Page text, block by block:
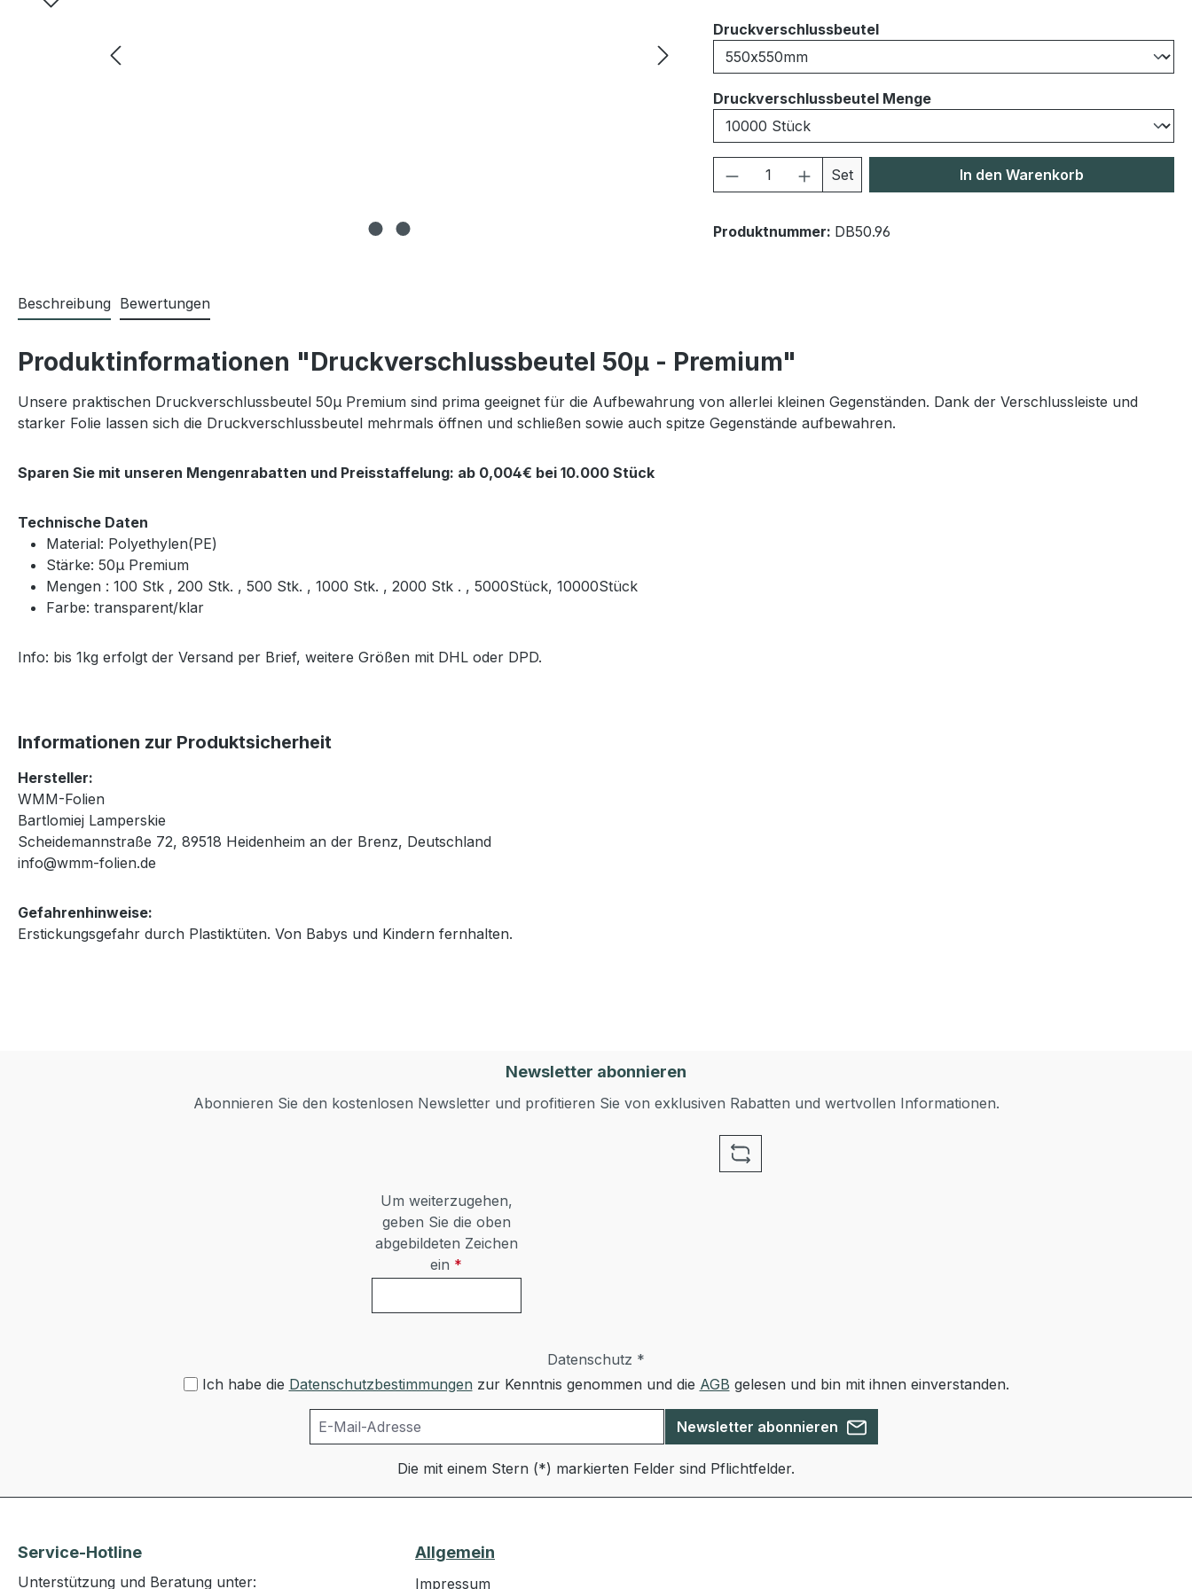
Druckverschlussbeutelauswählen
Druckverschlussbeutel Mengeauswählen
Produkt Anzahl: Gib den gewünschten Wert
Set In den Warenkorb
Produktnummer: DB50.96
Beschreibung Bewertungen
Produktinformationen "Druckverschlussbeutel 50μ - Premium"
Unsere praktischen Druckverschlussbeutel 50μ Premium sind prima geeignet für die Aufbewahrung von allerlei kleinen Gegenständen. Dank der Verschlussleiste und
starker Folie lassen sich die Druckverschlussbeutel mehrmals öffnen und schließen sowie auch spitze Gegenstände aufbewahren.
Sparen Sie mit unseren Mengenrabatten und Preisstaffelung: ab 0,004€ bei 10.000 Stück
Technische Daten
Material: Polyethylen(PE)
Stärke: 50μ Premium
Mengen : 100 Stk , 200 Stk. , 500 Stk. , 1000 Stk. , 2000 Stk . , 5000Stück, 10000Stück
Farbe: transparent/klar
Info: bis 1kg erfolgt der Versand per Brief, weitere Größen mit DHL oder DPD.
Informationen zur Produktsicherheit
Hersteller:
WMM-Folien
Bartlomiej Lamperskie
Scheidemannstraße 72, 89518 Heidenheim an der Brenz, Deutschland
info@wmm-folien.de
Gefahrenhinweise:
Erstickungsgefahr durch Plastiktüten. Von Babys und Kindern fernhalten.
Newsletter abonnieren
Abonnieren Sie den kostenlosen Newsletter und profitieren Sie von exklusiven Rabatten und wertvollen Informationen.
Um weiterzugehen,
geben Sie die oben
abgebildeten Zeichen
ein *
Datenschutz *
Ich habe die Datenschutzbestimmungen zur Kenntnis genommen und die AGB gelesen und bin mit ihnen einverstanden.
Newsletter abonnieren
Die mit einem Stern (*) markierten Felder sind Pflichtfelder.
Service-Hotline
Unterstützung und Beratung unter:
Allgemein
Impressum